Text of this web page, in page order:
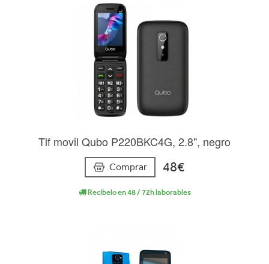
Tlf movil Qubo P220BKC4G, 2.8", negro
Comprar 48€
Recíbelo en 48 / 72h laborables